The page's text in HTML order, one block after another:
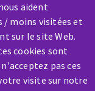
aident
/ moins visitées et
sur le site Web.
cookies sont
pas ces
visite sur notre